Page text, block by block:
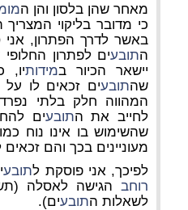
מאחר שהן בלסון והן ה
כי מדובר בליקוי
באשר לדרך הפתרון,
התובעים לפתרון החלופי
יישאר הכיור במידותיו,
שהתובעים זכאים לו
המהווה חלק בלתי
לחייב את התובעים
שהשימוש בו אינו נוח
מעוניינים בכך והם
לפיכך, אני פוסקת לתובע
רוחב
לשאלות התובעים).